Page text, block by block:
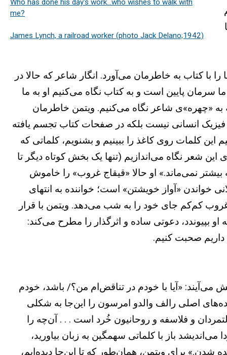
Who has done his day's work...who wishes to walk with
me?
James Lynch, a railroad worker (photo Jack Delano;1942)
با کتاب به خاطرمان می‌آورد. انگار شاعر که حالا در
سرمان پایین است و به کتاب نگاه می‌کنیم او به ما
«چهره»‌ی شاعر نگاه می‌کنیم. ویتمن خاطرمان
انسانی نیست بلکه در صفحات کتاب تجسم یافته
این کلمات روی کاغذ را ببینیم و بشنویم، کلماتی که
شعر نگاه می‌اندازیم (تنها یک بخش کوتاه دیگر تا
نمی‌ماند.» او حالا «قیقاج غروب» را خاموش
«آواز خویشتن» است؛ خواننده به انتهای
کم‌کم جای خود را به شب می‌دهد. ویتمن با قرار
بپیوندد، دعوتی ساده و اثرگذار را مطرح می‌کند:
داریم صحبت کنیم.
«آیا با خودم در تناقض‌ام من؟/ باشد، خودم
اصلی رالف والدو امرسون را این‌جا به شکلی
و فلاسفه و روحانیون خُرد است . . . آن‌چه را
می‌اندیشد باز با کلماتی سهمگین به زبان بیاورید،
شدن.» برای ویتمن، همان‌طور که تا این‌جا دیده‌ایم،